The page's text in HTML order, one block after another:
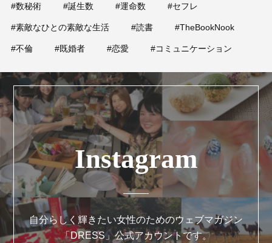
#数秘術 #誕生数 #運命数 #セフレ
#素敵なひとの素敵な生活 #読書 #TheBookNook
#不倫 #既婚者 #恋愛 #コミュニケーション
Instagram
自分らしく輝きたい女性のためのウェブマガジン
「DRESS」公式アカウントです。